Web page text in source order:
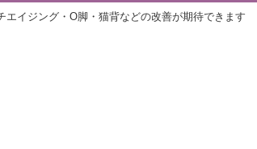
イジング・O脚・猫背などの改善が期待できます